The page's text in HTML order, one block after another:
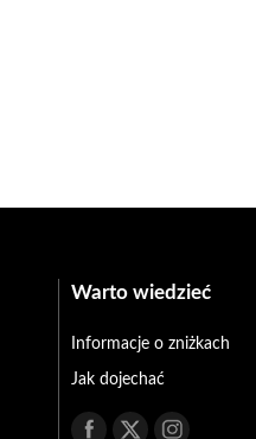
Warto wiedzieć
Informacje o zniżkach
Jak dojechać